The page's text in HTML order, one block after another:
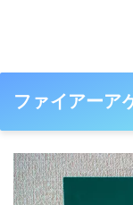
ファイアーア